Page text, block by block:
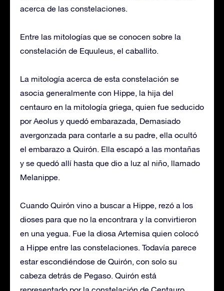
acerca de las constelaciones.
Entre las mitologías que se conocen sobre la
constelación de Equuleus, el caballito.
La mitología acerca de esta constelación se
asocia generalmente con Hippe, la hija del
centauro en la mitología griega, quien fue seducido
por Aeolus y quedó embarazada, Demasiado
avergonzada para contarle a su padre, ella ocultó
el embarazo a Quirón. Ella escapó a las montañas
y se quedó allí hasta que dio a luz al niño, llamado
Melanippe.
Cuando Quirón vino a buscar a Hippe, rezó a los
dioses para que no la encontrara y la convirtieron
en una yegua. Fue la diosa Artemisa quien colocó
a Hippe entre las constelaciones. Todavía parece
estar escondiéndose de Quirón, con solo su
cabeza detrás de Pegaso. Quirón está